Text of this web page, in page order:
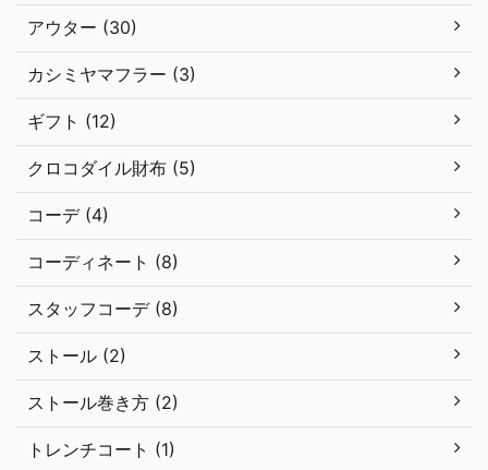
アウター (30)
カシミヤマフラー (3)
ギフト (12)
クロコダイル財布 (5)
コーデ (4)
コーディネート (8)
スタッフコーデ (8)
ストール (2)
ストール巻き方 (2)
トレンチコート (1)